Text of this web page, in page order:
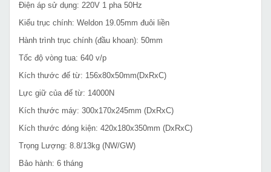
Điện áp sử dụng: 220V 1 pha 50Hz
Kiểu trục chính: Weldon 19.05mm đuôi liền
Hành trình trục chính (đầu khoan): 50mm
Tốc độ vòng tua: 640 v/p
Kích thước đế từ: 156x80x50mm(DxRxC)
Lực giữ của đế từ: 14000N
Kích thước máy: 300x170x245mm (DxRxC)
Kích thước đóng kiện: 420x180x350mm (DxRxC)
Trọng Lượng: 8.8/13kg (NW/GW)
Bảo hành: 6 tháng